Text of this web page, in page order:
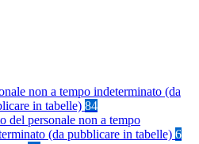
non a tempo indeterminato (da
in tabelle) 84
del personale non a tempo
(da pubblicare in tabelle) 6